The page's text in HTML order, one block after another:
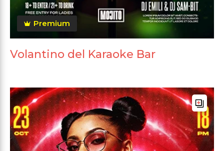
Premium
Volantino del Karaoke Bar